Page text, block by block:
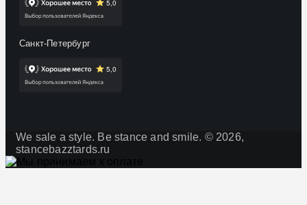
Санкт-Петербург
We sale a style. Be stance and smile. © 2026,
stancebazztards.ru